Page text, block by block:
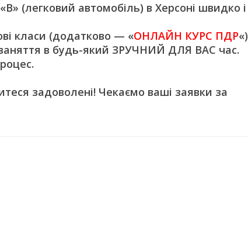
(легковий автомобіль) в Херсоні швидко і
класи (додатково — «ОНЛАЙН КУРС ПДР«)
в будь-який ЗРУЧНИЙ ДЛЯ ВАС час.
задоволені! Чекаємо ваші заявки за